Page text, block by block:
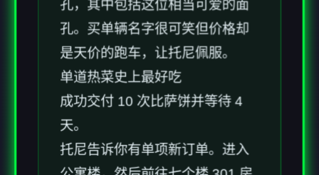
孔，其中包括这位相当可爱的面
孔。买单辆名字很可笑但价格却
是天价的跑车，让托尼佩服。
单道热菜史上最好吃
成功交付 10 次比萨饼并等待 4
天。
托尼告诉你有单项新订单。进入